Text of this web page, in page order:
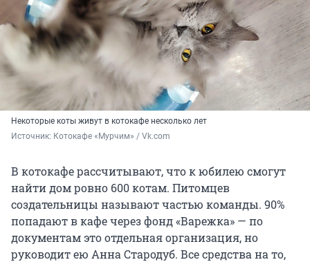
Некоторые коты живут в котокафе несколько лет
Источник: Котокафе «Мурчим» / Vk.com
В котокафе рассчитывают, что к юбилею смогут
найти дом ровно 600 котам. Питомцев
создательницы называют частью команды. 90%
попадают в кафе через фонд «Варежка» — по
документам это отдельная организация, но
руководит ею Анна Стародуб. Все средства на то,